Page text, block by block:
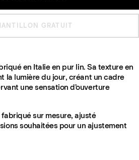
GRATUIT
en Italie en pur lin. Sa texture en
la lumière du jour, créant un cadre
une sensation d’ouverture
sur mesure, ajusté
souhaitées pour un ajustement